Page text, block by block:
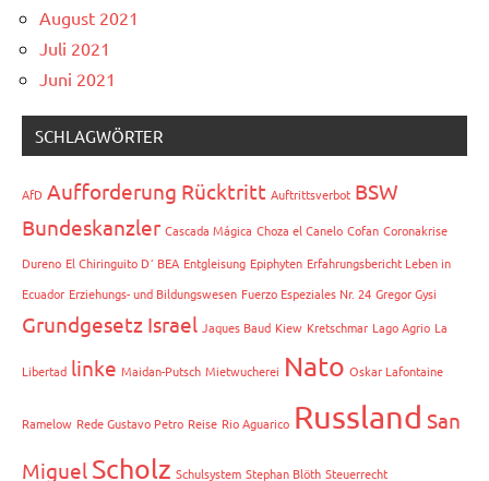
August 2021
Juli 2021
Juni 2021
SCHLAGWÖRTER
AfD Aufforderung Rücktritt Auftrittsverbot BSW
Bundeskanzler Cascada Mágica Choza el Canelo Cofan Coronakrise
Dureno El Chiringuito D´ BEA Entgleisung Epiphyten Erfahrungsbericht Leben in
Ecuador Erziehungs- und Bildungswesen Fuerzo Espeziales Nr. 24 Gregor Gysi
Grundgesetz Israel Jaques Baud Kiew Kretschmar Lago Agrio La
Libertad linke Maidan-Putsch Mietwucherei Nato Oskar Lafontaine
Ramelow Rede Gustavo Petro Reise Rio Aguarico Russland San
Miguel Scholz Schulsystem Stephan Blöth Steuerrecht